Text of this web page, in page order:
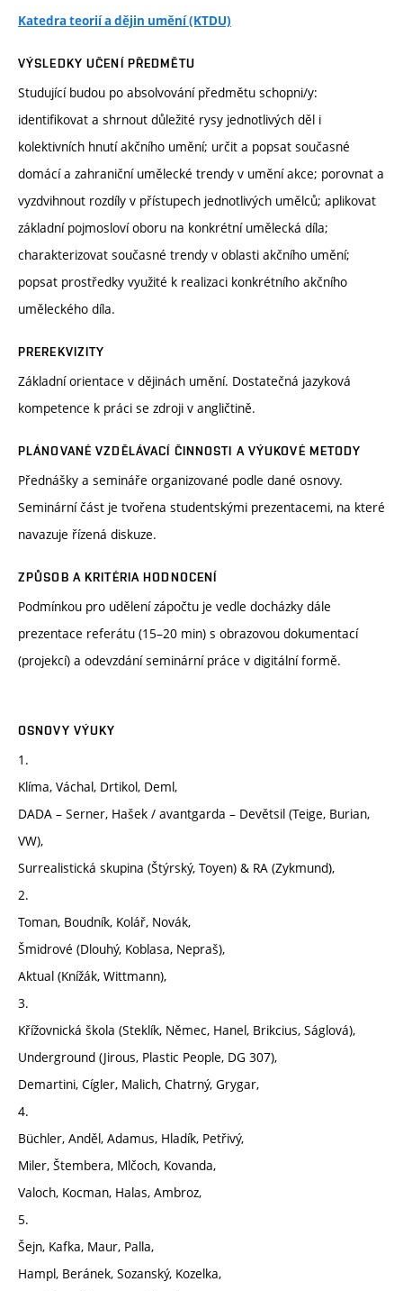
Katedra teorií a dějin umění (KTDU)
VÝSLEDKY UČENÍ PŘEDMĚTU
Studující budou po absolvování předmětu schopni/y:
identifikovat a shrnout důležité rysy jednotlivých děl i
kolektivních hnutí akčního umění; určit a popsat současné
domácí a zahraniční umělecké trendy v umění akce; porovnat a
vyzdvihnout rozdíly v přístupech jednotlivých umělců; aplikovat
základní pojmosloví oboru na konkrétní umělecká díla;
charakterizovat současné trendy v oblasti akčního umění;
popsat prostředky využité k realizaci konkrétního akčního
uměleckého díla.
PREREKVIZITY
Základní orientace v dějinách umění. Dostatečná jazyková
kompetence k práci se zdroji v angličtině.
PLÁNOVANÉ VZDĚLÁVACÍ ČINNOSTI A VÝUKOVÉ METODY
Přednášky a semináře organizované podle dané osnovy.
Seminární část je tvořena studentskými prezentacemi, na které
navazuje řízená diskuze.
ZPŮSOB A KRITÉRIA HODNOCENÍ
Podmínkou pro udělení zápočtu je vedle docházky dále
prezentace referátu (15–20 min) s obrazovou dokumentací
(projekcí) a odevzdání seminární práce v digitální formě.
OSNOVY VÝUKY
1.
Klíma, Váchal, Drtikol, Deml,
DADA – Serner, Hašek / avantgarda – Devětsil (Teige, Burian,
VW),
Surrealistická skupina (Štýrský, Toyen) & RA (Zykmund),
2.
Toman, Boudník, Kolář, Novák,
Šmidrové (Dlouhý, Koblasa, Nepraš),
Aktual (Knížák, Wittmann),
3.
Křížovnická škola (Steklík, Němec, Hanel, Brikcius, Ságlová),
Underground (Jirous, Plastic People, DG 307),
Demartini, Cígler, Malich, Chatrný, Grygar,
4.
Büchler, Anděl, Adamus, Hladík, Petřivý,
Miler, Štembera, Mlčoch, Kovanda,
Valoch, Kocman, Halas, Ambroz,
5.
Šejn, Kafka, Maur, Palla,
Hampl, Beránek, Sozanský, Kozelka,